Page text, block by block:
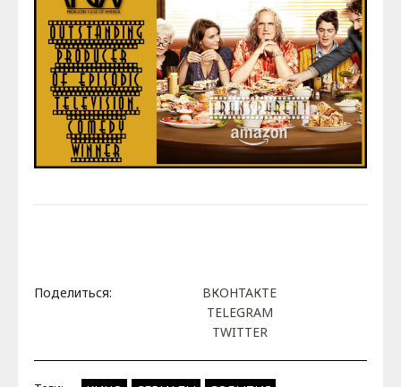
Поделиться:
ВКОНТАКТЕ
TELEGRAM
TWITTER